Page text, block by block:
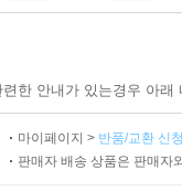
한 안내가 있는경우 아
마이페이지 > 반품/교환 신
판매자 배송 상품은 판매자